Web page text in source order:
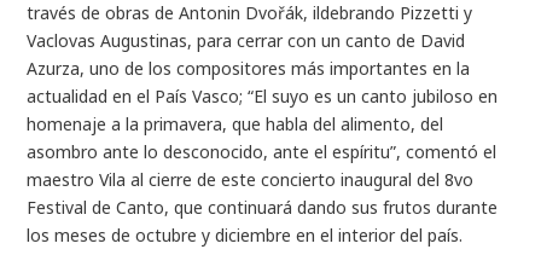
través de obras de Antonin Dvořák, ildebrando Pizzetti y
Vaclovas Augustinas, para cerrar con un canto de David
Azurza, uno de los compositores más importantes en la
actualidad en el País Vasco; “El suyo es un canto jubiloso en
homenaje a la primavera, que habla del alimento, del
asombro ante lo desconocido, ante el espíritu”, comentó el
maestro Vila al cierre de este concierto inaugural del 8vo
Festival de Canto, que continuará dando sus frutos durante
los meses de octubre y diciembre en el interior del país.